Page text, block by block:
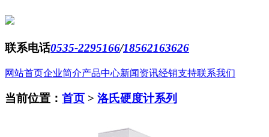
联系电话0535-2295166/18562163626
网站首页企业简介产品中心新闻资讯经销支持联系我们
当前位置： 首页 > 洛氏硬度计系列